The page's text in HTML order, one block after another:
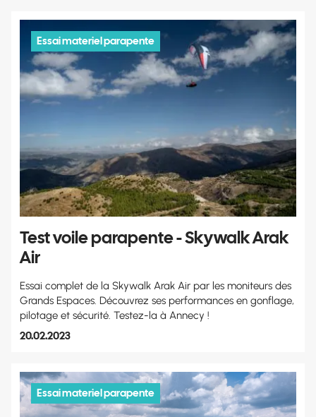
Essai materiel parapente
Test voile parapente - Skywalk Arak
Air
Essai complet de la Skywalk Arak Air par les moniteurs des
Grands Espaces. Découvrez ses performances en gonflage,
pilotage et sécurité. Testez-la à Annecy !
20.02.2023
Essai materiel parapente